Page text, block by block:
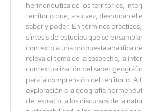
hermenéutica de los territorios,
territorio que, a su vez, desnudan el
saber y poder. En términos
síntesis de estudios que se
contexto a una propuesta analítica
releva el tema de la sospecha, la
contextualización del saber
para la comprensión del territorio. A
exploración a la geografía
del espacio, a los discursos de la